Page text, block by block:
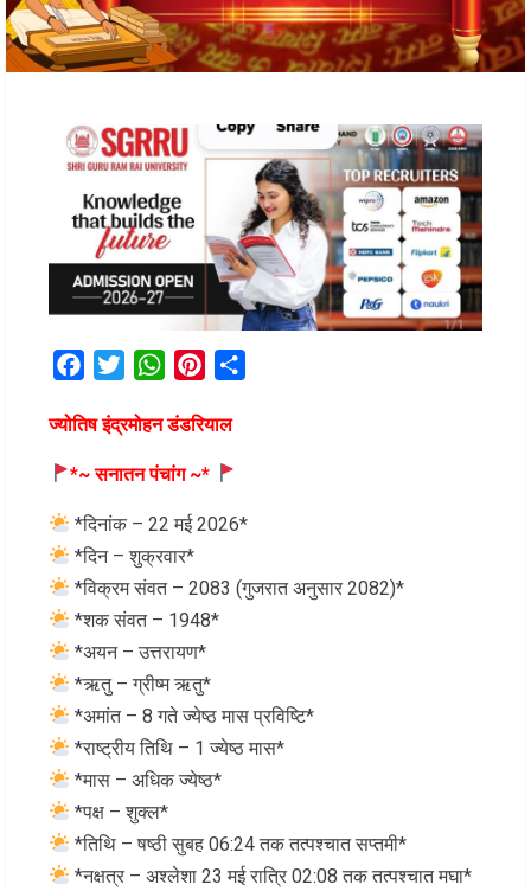
FacebookTwitterWhatsAppPinterest
ज्योतिष इंद्रमोहन डंडरियाल
*~ सनातन पंचांग ~*
*दिनांक – 22 मई 2026*
*दिन – शुक्रवार*
*विक्रम संवत – 2083 (गुजरात अनुसार 2082)*
*शक संवत – 1948*
*अयन – उत्तरायण*
*ऋतु – ग्रीष्म ऋतु*
*अमांत – 8 गते ज्येष्ठ मास प्रविष्टि*
*राष्ट्रीय तिथि – 1 ज्येष्ठ मास*
*मास – अधिक ज्येष्ठ*
*पक्ष – शुक्ल*
*तिथि – षष्ठी सुबह 06:24 तक तत्पश्चात सप्तमी*
*नक्षत्र – अश्लेशा 23 मई रात्रि 02:08 तक तत्पश्चात मघा*